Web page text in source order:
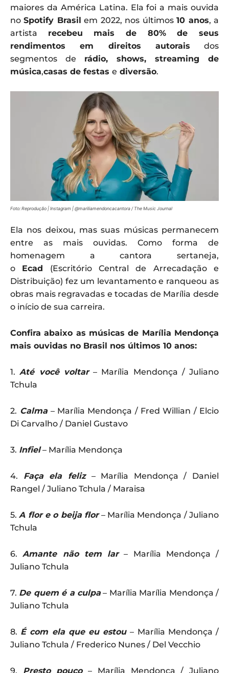
maiores da América Latina. Ela foi a mais ouvida
noSpotify Brasil em 2022, nos últimos10 anos, a
artista recebeu mais de 80% de seus
rendimentos em direitos autorais dos
segmentos de rádio, shows, streaming de
música,casas de festas e diversão.
Foto: Reprodução | Instagram | @mariliamendoncacantora / The Music Journal
Ela nos deixou, mas suas músicas permanecem
entre as mais ouvidas. Como forma de
homenagem a cantora sertaneja,
o Ecad (Escritório Central de Arrecadação e
Distribuição) fez um levantamento e ranqueou as
obras mais regravadas e tocadas de Marília desde
o início de sua carreira.
Confira abaixo as músicas de Marília Mendonça
mais ouvidas no Brasil nos últimos 10 anos:
1.Até você voltar– Marília Mendonça / Juliano
Tchula
2. Calma– Marília Mendonça / Fred Willian / Elcio
Di Carvalho / Daniel Gustavo
3. Infiel– Marília Mendonça
4. Faça ela feliz– Marília Mendonça / Daniel
Rangel / Juliano Tchula / Maraisa
5.A flor e o beija flor– Marília Mendonça / Juliano
Tchula
6.Amante não tem lar– Marília Mendonça /
Juliano Tchula
7. De quem é a culpa– Marília Marília Mendonça /
Juliano Tchula
8. É com ela que eu estou – Marília Mendonça /
Juliano Tchula / Frederico Nunes / Del Vecchio
9. Presto pouco– Marília Mendonça / Juliano